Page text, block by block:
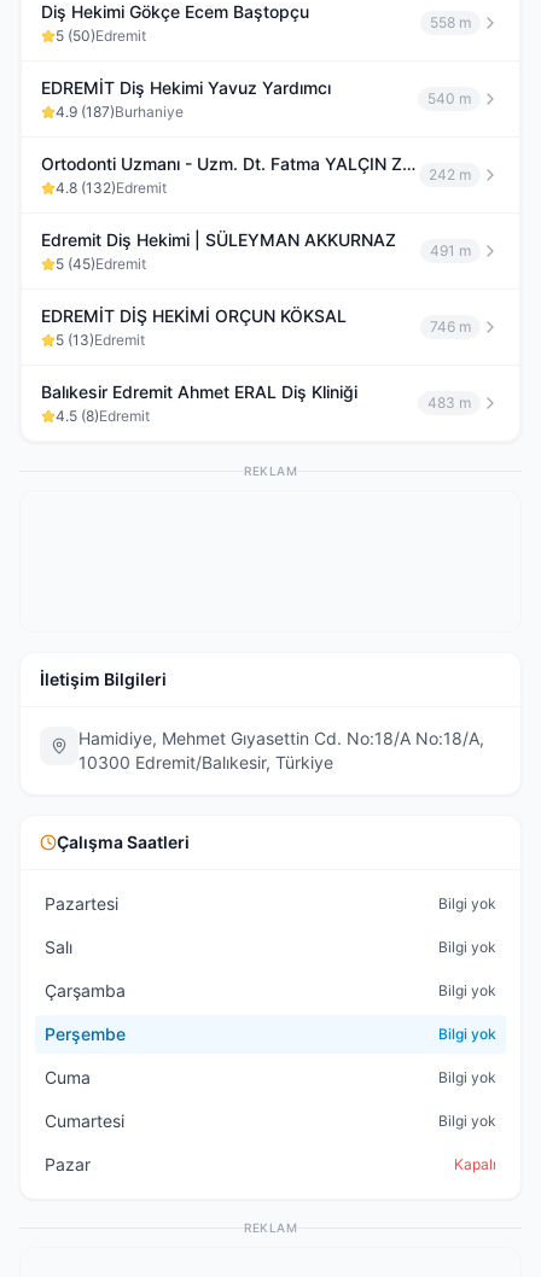
Diş Hekimi Gökçe Ecem Baştopçu
5 (50)Edremit
558 m
EDREMİT Diş Hekimi Yavuz Yardımcı
4.9 (187)Burhaniye
540 m
Ortodonti Uzmanı - Uzm. Dt. Fatma YALÇIN ZORLU - Ortodontist - Edremit
4.8 (132)Edremit
242 m
Edremit Diş Hekimi | SÜLEYMAN AKKURNAZ
5 (45)Edremit
491 m
EDREMİT DİŞ HEKİMİ ORÇUN KÖKSAL
5 (13)Edremit
746 m
Balıkesir Edremit Ahmet ERAL Diş Kliniği
4.5 (8)Edremit
483 m
REKLAM
İletişim Bilgileri
Hamidiye, Mehmet Gıyasettin Cd. No:18/A No:18/A,
10300 Edremit/Balıkesir, Türkiye
Çalışma Saatleri
Pazartesi Bilgi yok
Salı Bilgi yok
Çarşamba Bilgi yok
Perşembe Bilgi yok
Cuma Bilgi yok
Cumartesi Bilgi yok
Pazar Kapalı
REKLAM